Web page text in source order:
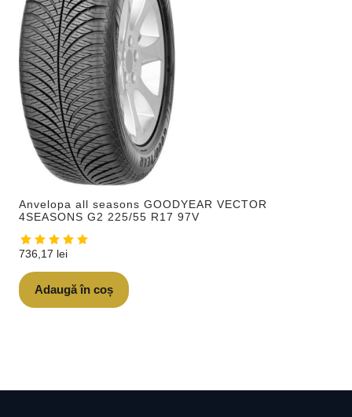
Anvelopa all seasons GOODYEAR VECTOR
4SEASONS G2 225/55 R17 97V
736,17 lei
Adaugă în coș